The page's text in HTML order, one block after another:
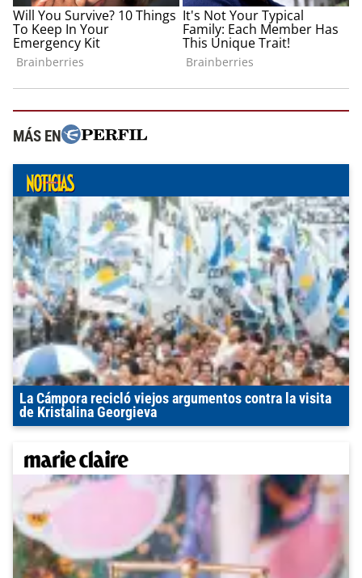
MÁS EN
La Cámpora recicló viejos argumentos contra la visita
de Kristalina Georgieva